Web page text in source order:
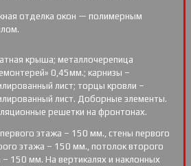
отделка окон — полимерным
крыша; металлочерепица
0,45мм.; карнизы –
лист; торцы кровли –
лист. Доборные элементы.
решетки на фронтонах.
этажа – 150 мм., стены первого
этажа – 150 мм., потолок второго
– 150 мм. На вертикалях и наклонных